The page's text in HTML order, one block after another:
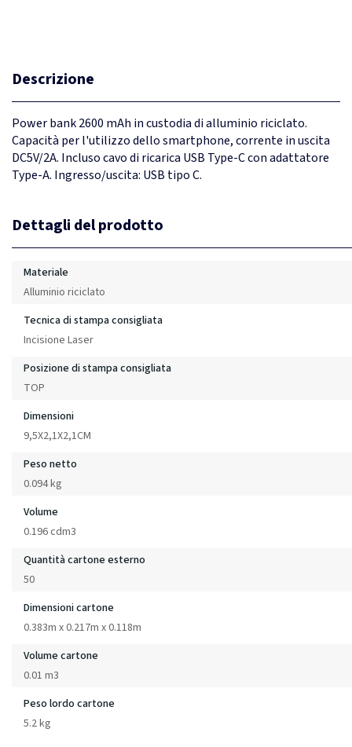
Descrizione
Power bank 2600 mAh in custodia di alluminio riciclato.
Capacità per l'utilizzo dello smartphone, corrente in uscita
DC5V/2A. Incluso cavo di ricarica USB Type-C con adattatore
Type-A. Ingresso/uscita: USB tipo C.
Dettagli del prodotto
Materiale
Alluminio riciclato
Tecnica di stampa consigliata
Incisione Laser
Posizione di stampa consigliata
TOP
Dimensioni
9,5X2,1X2,1CM
Peso netto
0.094 kg
Volume
0.196 cdm3
Quantità cartone esterno
50
Dimensioni cartone
0.383m x 0.217m x 0.118m
Volume cartone
0.01 m3
Peso lordo cartone
5.2 kg